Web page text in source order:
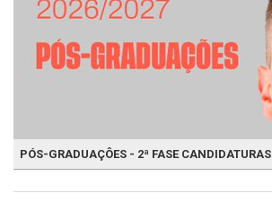
PÓS-GRADUAÇÔES - 2ª FASE CANDIDATURAS